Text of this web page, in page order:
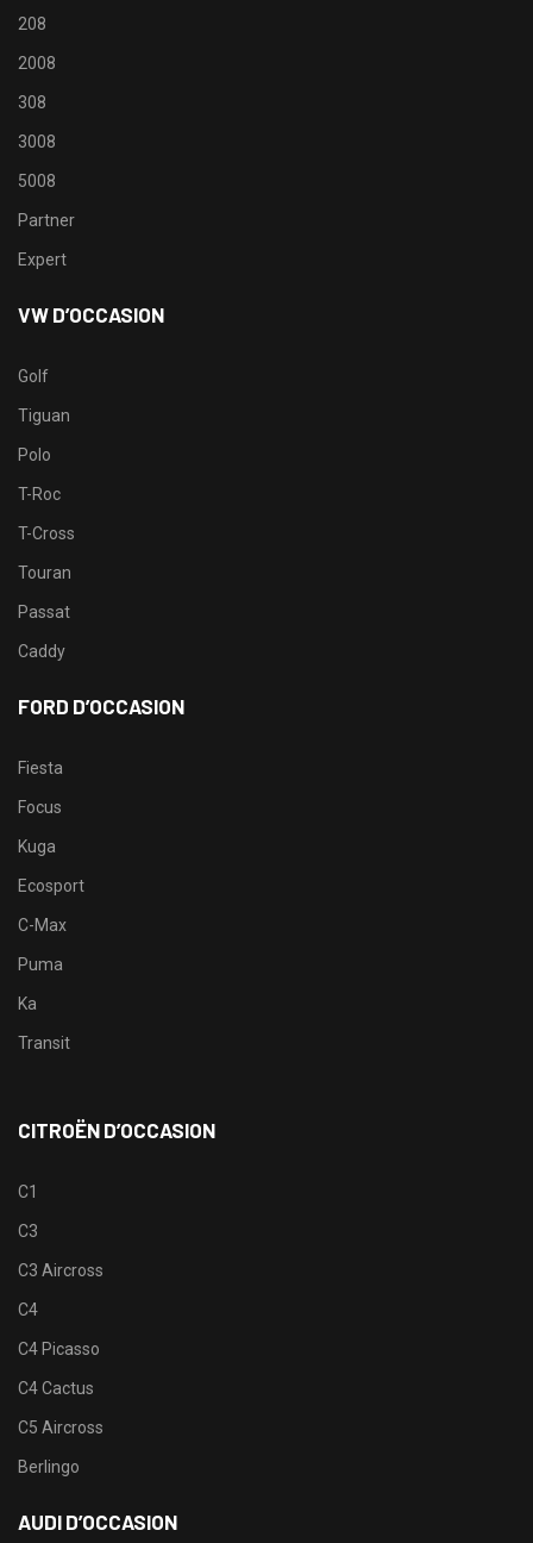
208
2008
308
3008
5008
Partner
Expert
VW D’OCCASION
Golf
Tiguan
Polo
T-Roc
T-Cross
Touran
Passat
Caddy
FORD D’OCCASION
Fiesta
Focus
Kuga
Ecosport
C-Max
Puma
Ka
Transit
CITROËN D’OCCASION
C1
C3
C3 Aircross
C4
C4 Picasso
C4 Cactus
C5 Aircross
Berlingo
AUDI D’OCCASION